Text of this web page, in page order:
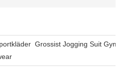
Grossist Jogging Suit Gym